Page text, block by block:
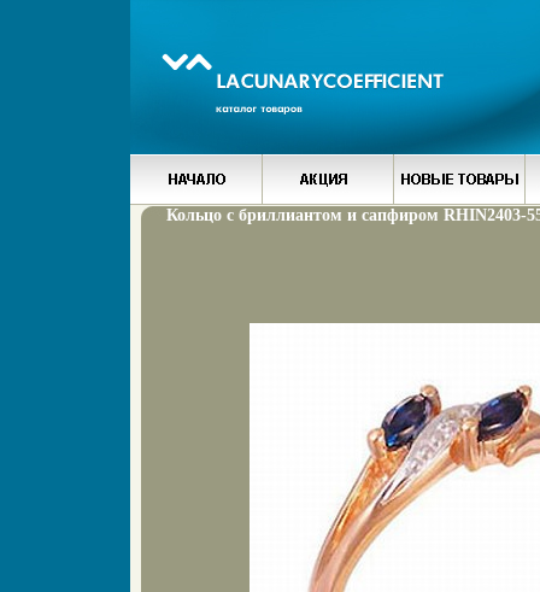
Кольцо с бриллиантом и сапфиром RHIN2403-